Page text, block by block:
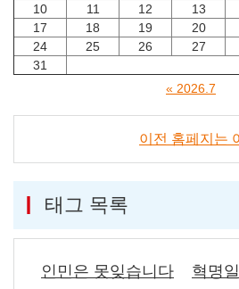
10
11 12 13
17
18 19 20
24
25 26 27
31
« 2026.7
이전 홈페지는
태그 목록
인민은 못잊습니다
혁명